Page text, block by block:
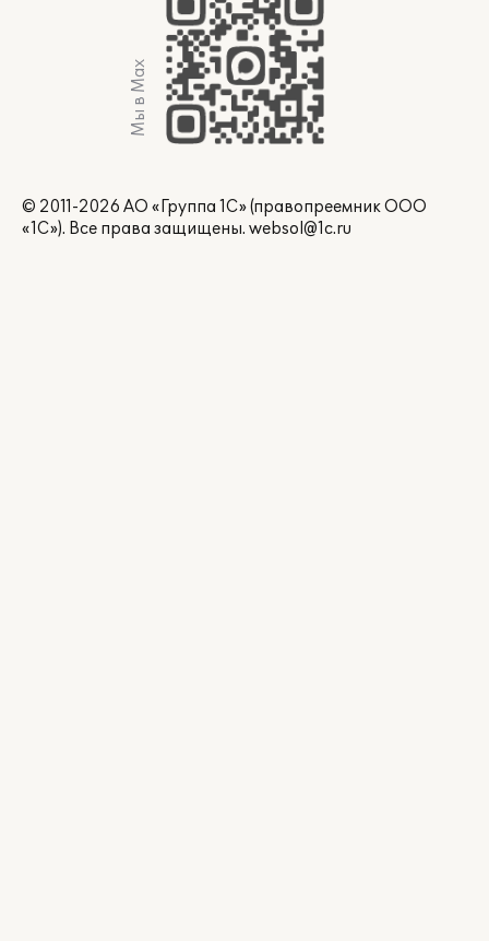
Мы в Max
© 2011-2026 АО «Группа 1С» (правопреемник ООО
«1С»). Все права защищены. websol@1c.ru